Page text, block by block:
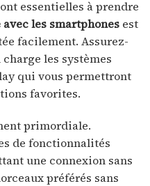
essentielles à prendre
les smartphones est
facilement. Assurez-
les systèmes
qui vous permettront
favorites.
primordiale.
de fonctionnalités
une connexion sans
préférés sans